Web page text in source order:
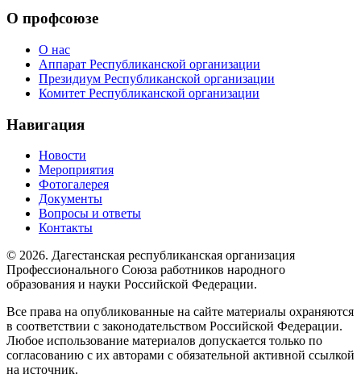
О профсоюзе
О нас
Аппарат Республиканской организации
Президиум Республиканской организации
Комитет Республиканской организации
Навигация
Новости
Мероприятия
Фотогалерея
Документы
Вопросы и ответы
Контакты
© 2026. Дагестанская республиканская организация
Профессионального Союза работников народного
образования и науки Российской Федерации.
Все права на опубликованные на сайте материалы охраняются
в соответствии с законодательством Российской Федерации.
Любое использование материалов допускается только по
согласованию с их авторами с обязательной активной ссылкой
на источник.